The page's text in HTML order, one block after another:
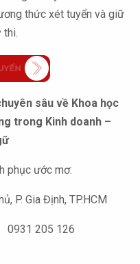
thức xét tuyển và giữ
sâu về Khoa học
trong Kinh doanh –
phục ước mơ:
P. Gia Định, TP.HCM
205 126